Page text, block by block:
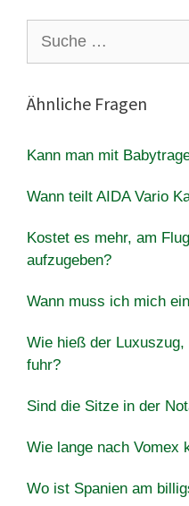
nach:
Ähnliche Fragen
Kann man mit
Wann teilt AIDA Vario
Kostet es mehr, am
aufzugeben?
Wann muss ich mich
Wie hieß der
fuhr?
Sind die Sitze in der
Wie lange nach Vomex
Wo ist Spanien am